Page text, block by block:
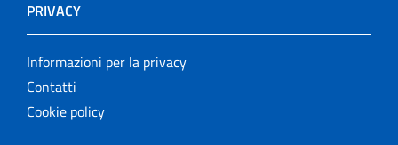
PRIVACY
Informazioni per la privacy
Contatti
Cookie policy